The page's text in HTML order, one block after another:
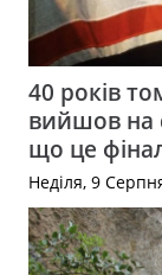
40 років
вийшов на
що це
Неділя, 9